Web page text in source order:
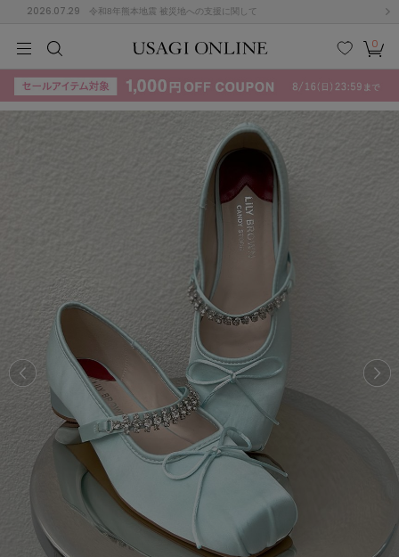
2026.07.29 令和8年熊本地震 被災地への支援に関して
検索
お気
に入
カー
ト
0
KIDSBABYBEAUTYLIFE STYLE
(715)
ームウェア (535)
(2005)
KIDSBABYBEAUTYLIFE STYLE
G
N
X
ACYM
アシーム
アディダス
adidas by Stella McCartney
アディダス バイ ステラマッカートニー
ALLISON BROWN
アリソンブラウン